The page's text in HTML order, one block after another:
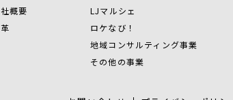
概要
LJマルシェ
ロケなび！
地域コンサルティング事業
その他の事業